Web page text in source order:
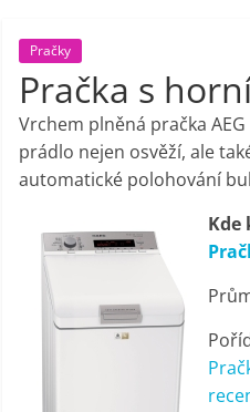
porovnání,
pračky,
televize,
mobilní
telefony,
Pračky
Pračka s
Vrchem plněná pračka
prádlo nejen osvěží, ale
automatické polohování
Kde